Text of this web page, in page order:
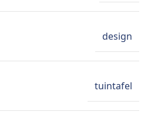
design
tuintafel